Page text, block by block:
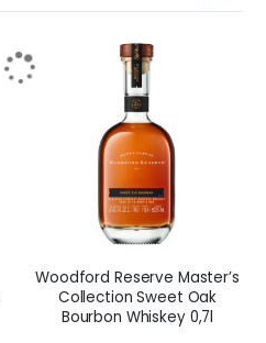
Woodford Reserve Master’s
Collection Sweet Oak
Bourbon Whiskey 0,7l